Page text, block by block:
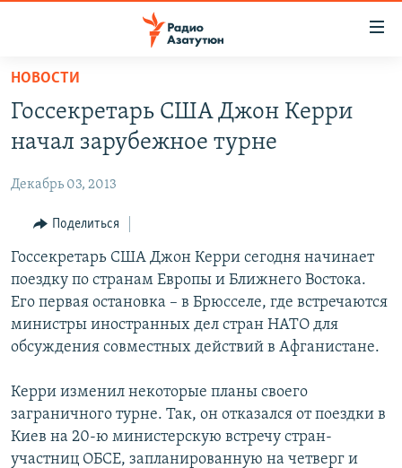
Перейти
основному
содержанию
навигации
Перейти
поиску
НОВОСТИ
ОБЩЕСТВО
ЭКОНОМИКА
РЕГИОН
НАГОРНЫЙ КАРАБАХ
КУЛЬТУРА
СПОРТ
АРХИВ
Հայերեն
НОВОСТИ
Госсекретарь США Джон Керри
начал зарубежное турне
Декабрь 03, 2013
Поделиться
Госсекретарь США Джон Керри сегодня начинает
поездку по странам Европы и Ближнего Востока.
Его первая остановка – в Брюсселе, где встречаются
министры иностранных дел стран НАТО для
обсуждения совместных действий в Афганистане.
Керри изменил некоторые планы своего
заграничного турне. Так, он отказался от поездки в
Киев на 20-ю министерскую встречу стран-
участниц ОБСЕ, запланированную на четверг и